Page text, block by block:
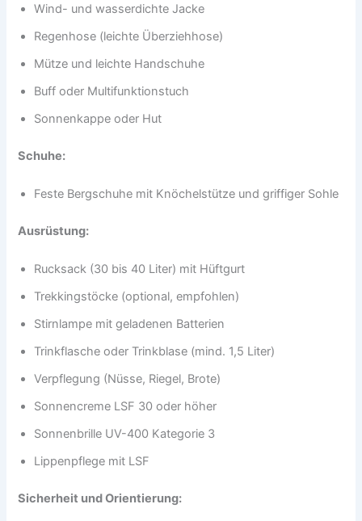
Wind- und wasserdichte Jacke
Regenhose (leichte Überziehhose)
Mütze und leichte Handschuhe
Buff oder Multifunktionstuch
Sonnenkappe oder Hut
Schuhe:
Feste Bergschuhe mit Knöchelstütze und griffiger Sohle
Ausrüstung:
Rucksack (30 bis 40 Liter) mit Hüftgurt
Trekkingstöcke (optional, empfohlen)
Stirnlampe mit geladenen Batterien
Trinkflasche oder Trinkblase (mind. 1,5 Liter)
Verpflegung (Nüsse, Riegel, Brote)
Sonnencreme LSF 30 oder höher
Sonnenbrille UV-400 Kategorie 3
Lippenpflege mit LSF
Sicherheit und Orientierung: